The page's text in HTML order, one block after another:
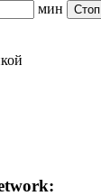
мин Стоп